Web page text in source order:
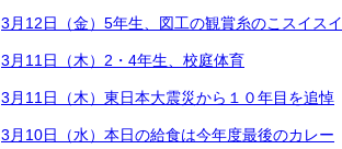
3月12日（金）5年生、図工の観賞糸のこスイスイ
3月11日（木）2・4年生、校庭体育
3月11日（木）東日本大震災から１０年目を追悼
3月10日（水）本日の給食は今年度最後のカレー